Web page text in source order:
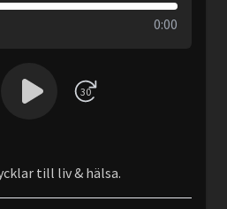
0:00
30
till liv & hälsa.